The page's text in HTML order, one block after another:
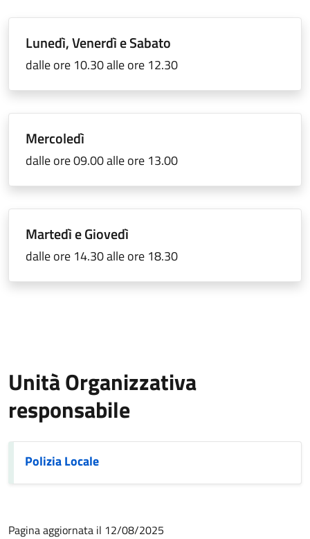
Lunedì, Venerdì e Sabato
dalle ore 10.30 alle ore 12.30
Mercoledì
dalle ore 09.00 alle ore 13.00
Martedì e Giovedì
dalle ore 14.30 alle ore 18.30
Unità Organizzativa
responsabile
Polizia Locale
Pagina aggiornata il 12/08/2025